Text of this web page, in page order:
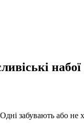
набої
забувають або не